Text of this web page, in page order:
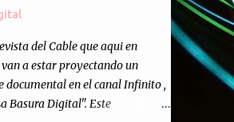
panelista, y a ustedes. Por
la idea de emitir video en
no fué facil, hubo que
preparar el estudio,
programejos y hacer
del Cable que aqui en
a estar proyectando un
documental en el canal Infinito ,
Basura Digital". Este